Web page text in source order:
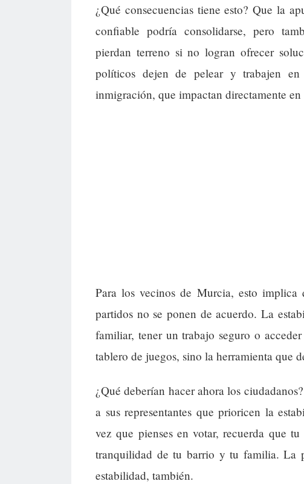
¿Qué consecuencias tiene esto? Que la
confiable podría consolidarse, pero
pierdan terreno si no logran ofrecer
políticos dejen de pelear y trabajen
inmigración, que impactan directamente en
Para los vecinos de Murcia, esto implica
partidos no se ponen de acuerdo. La
familiar, tener un trabajo seguro o
tablero de juegos, sino la herramienta que
¿Qué deberían hacer ahora los
a sus representantes que prioricen la
vez que pienses en votar, recuerda que
tranquilidad de tu barrio y tu familia. La
estabilidad, también.